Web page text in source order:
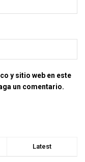
y sitio web en este
un comentario.
Latest